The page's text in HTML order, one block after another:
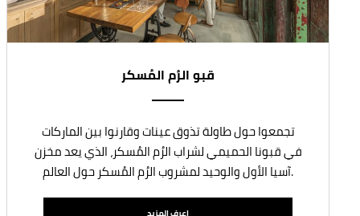
قبو الرُم المُسكر
تجمعوا حول طاولة تذوق عينات وقارنوا بين الماركات
في قبونا الحميمي لشراب الرُم المُسكر، الذي يعد مخزن
آسيا الأول والوحيد لمشروب الرُم المُسكر حول العالم.
اعرف المزيد